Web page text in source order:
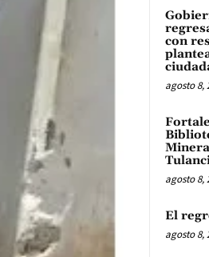
con
agosto 8,
agosto 8,
El
agosto 8,